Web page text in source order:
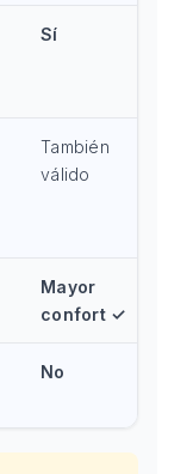
Sí
También
válido
Mayor
confort ✓
No